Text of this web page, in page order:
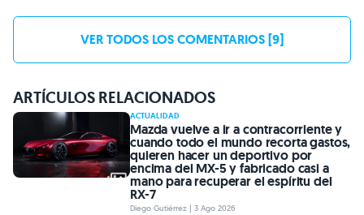
VER TODOS LOS COMENTARIOS [9]
ARTÍCULOS RELACIONADOS
ACTUALIDAD
Mazda vuelve a ir a contracorriente y
cuando todo el mundo recorta gastos,
quieren hacer un deportivo por
encima del MX-5 y fabricado casi a
mano para recuperar el espíritu del
RX-7
Diego Gutiérrez | 3 Ago 2026